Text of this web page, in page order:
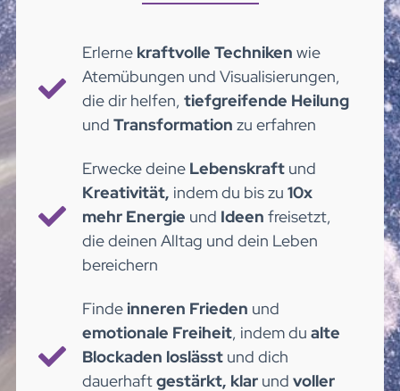
Erlerne kraftvolle Techniken wie
Atemübungen und Visualisierungen,
die dir helfen,tiefgreifende Heilung
undTransformation zu erfahren
Erwecke deine Lebenskraft und
Kreativität, indem du bis zu10x
mehr Energie und Ideen freisetzt,
die deinen Alltag und dein Leben
bereichern
Finde inneren Frieden und
emotionale Freiheit, indem du alte
Blockaden loslässt und dich
dauerhaftgestärkt, klar und voller